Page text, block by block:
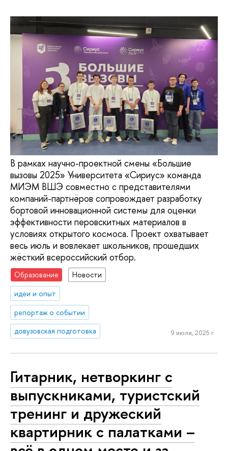
В рамках научно-проектной смены «Большие
вызовы 2025» Университета «Сириус» команда
МИЭМ ВШЭ совместно с представителями
компаний-партнёров сопровождает разработку
бортовой инновационной системы для оценки
эффективности перовскитных материалов в
условиях открытого космоса. Проект охватывает
весь июль и вовлекает школьников, прошедших
жёсткий всероссийский отбор.
Образование
Новости
идеи и опыт
репортаж о событии
довузовская подготовка
9 июля, 2025 г.
Гитарник, нетворкинг с
выпускниками, туристский
тренинг и дружеский
квартирник с палатками –